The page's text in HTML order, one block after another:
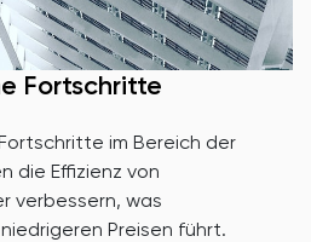
Fortschritte
im Bereich der
die Effizienz von
verbessern, was
Preisen führt.